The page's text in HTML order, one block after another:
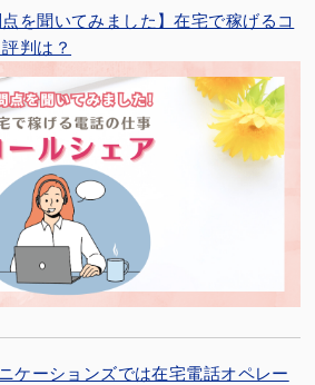
点を聞いてみました】在宅で稼げるコ
判は？
ケーションズでは在宅電話オペレー